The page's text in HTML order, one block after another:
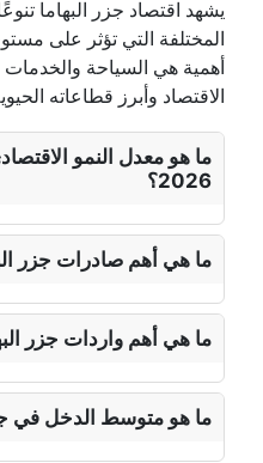
يشهد اقتصاد جزر البهاما
المختلفة التي تؤثر على
أهمية هي السياحة
الاقتصاد وأبرز قطاعاته
ما هو معدل النمو
2026؟
ما هي أهم صادرات جزر
ما هي أهم واردات جزر
ما هو متوسط الدخل في جزر